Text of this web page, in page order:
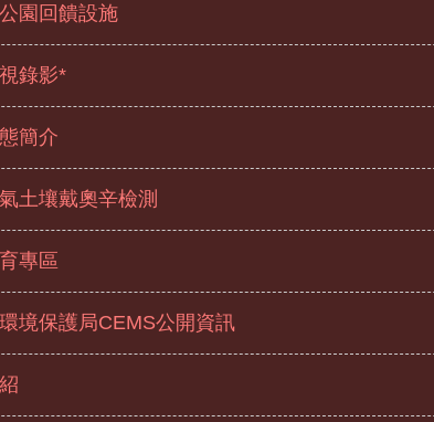
園回饋設施
錄影*
簡介
土壤戴奧辛檢測
專區
境保護局CEMS公開資訊